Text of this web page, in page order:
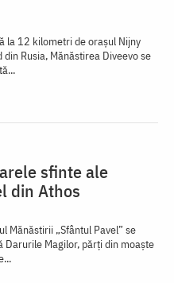
la 12 kilometri de oraşul Nijny
din Rusia, Mănăstirea Diveevo se
sfinte ale
din Athos
Mănăstirii „Sfântul Pavel” se
Darurile Magilor, părți din moaște